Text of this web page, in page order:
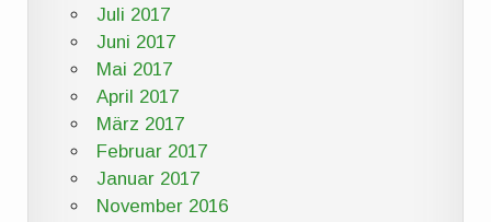
Juli 2017
Juni 2017
Mai 2017
April 2017
März 2017
Februar 2017
Januar 2017
November 2016